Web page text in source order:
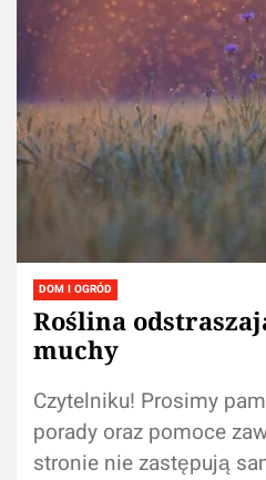
DOM I OGRÓD
Roślina
muchy
Czytelniku! Prosimy
porady oraz pomoce
stronie nie zastępują